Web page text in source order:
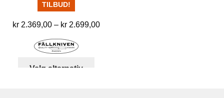
TILBUD!
kr 2.369,00 – kr 2.699,00Prisområde:
Velg alternativ